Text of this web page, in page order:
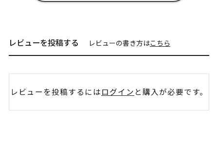
レビューを投稿する レビューの書き方はこちら
レビューを投稿するにはログイン と購入が必要です。